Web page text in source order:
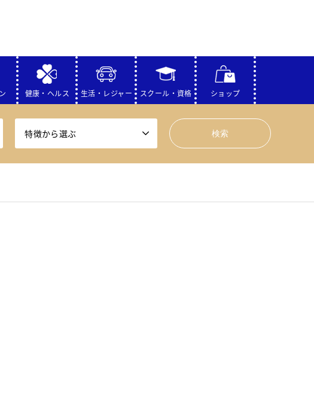
健康・ヘルス 生活・レジャー スクール・資格 ショップ
特徴から選ぶ